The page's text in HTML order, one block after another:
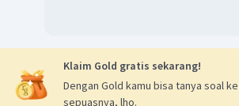
Klaim Gold gratis sekarang!
Dengan Gold kamu bisa tanya soal
sepuasnya, lho.